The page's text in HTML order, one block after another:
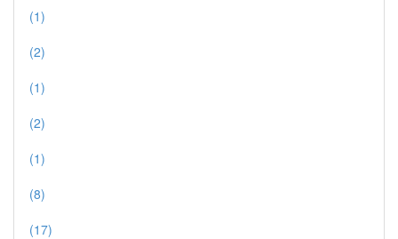
(1)
(2)
(1)
(2)
(1)
(8)
(17)